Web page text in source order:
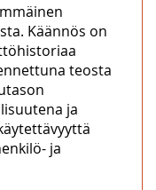
Käännös on
teosta
ja
ja